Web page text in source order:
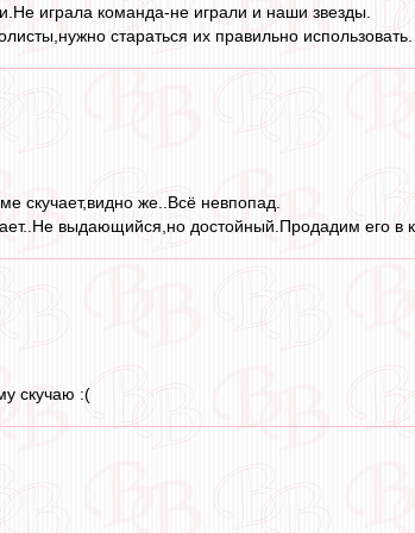
играла команда-не играли и наши звезды.
стараться их правильно использовать.
скучает,видно же..Всё невпопад.
выдающийся,но достойный.Продадим его в
скучаю :(